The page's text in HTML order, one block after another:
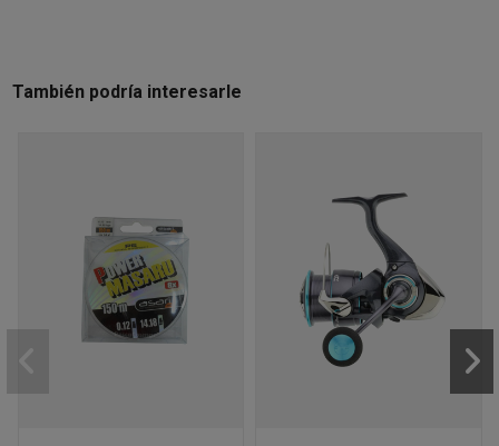
También podría interesarle